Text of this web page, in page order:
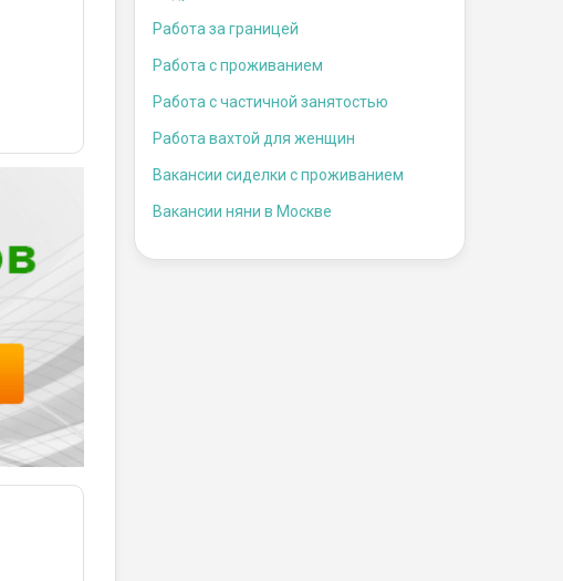
Работа за границей
Работа с проживанием
Работа с частичной занятостью
Работа вахтой для женщин
Вакансии сиделки с проживанием
Вакансии няни в Москве